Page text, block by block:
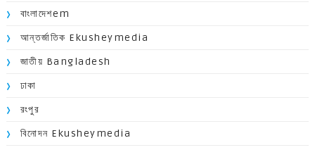
বাংলাদেশem
আন্তর্জাতিক Ekusheymedia
জাতীয় Bangladesh
ঢাকা
রংপুর
বিনোদন Ekusheymedia